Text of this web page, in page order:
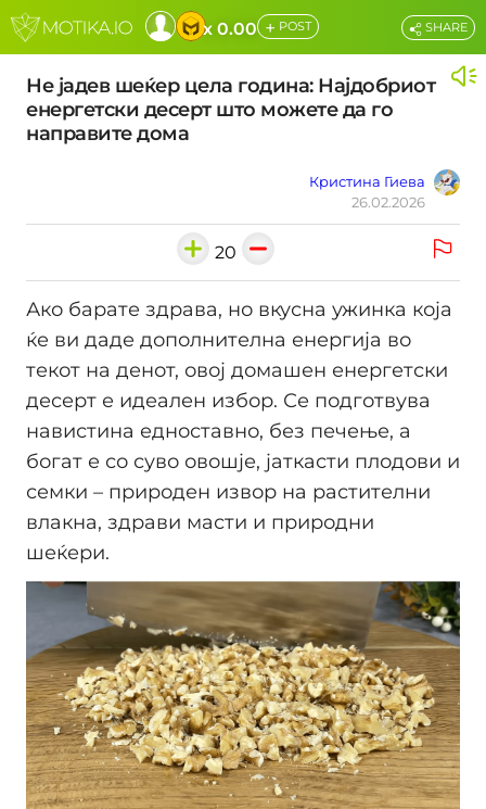
x 0.00 + POST
Не јадев шеќер цела година: Најдобриот
енергетски десерт што можете да го
направите дома
Кристина Гиева
26.02.2026
SHARE
20
Ако барате здрава, но вкусна ужинка која
ќе ви даде дополнителна енергија во
текот на денот, овој домашен енергетски
десерт е идеален избор. Се подготвува
навистина едноставно, без печење, а
богат е со суво овошје, јаткасти плодови и
семки – природен извор на растителни
влакна, здрави масти и природни
шеќери.